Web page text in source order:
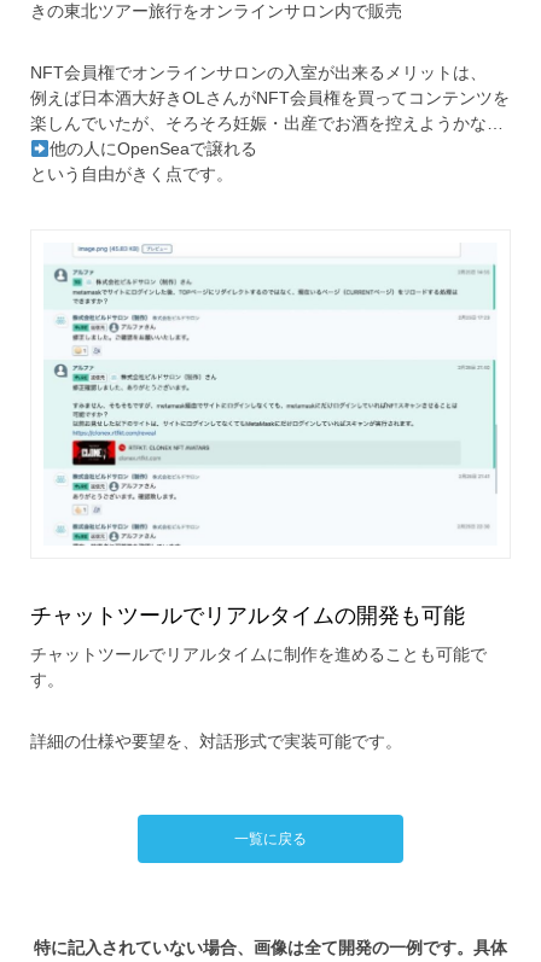
きの東北ツアー旅行をオンラインサロン内で販売
NFT会員権でオンラインサロンの入室が出来るメリットは、
例えば日本酒大好きOLさんがNFT会員権を買ってコンテンツを
楽しんでいたが、そろそろ妊娠・出産でお酒を控えようかな…
他の人にOpenSeaで譲れる
という自由がきく点です。
チャットツールでリアルタイムの開発も可能
チャットツールでリアルタイムに制作を進めることも可能で
す。
詳細の仕様や要望を、対話形式で実装可能です。
一覧に戻る
特に記入されていない場合、画像は全て開発の一例です。具体